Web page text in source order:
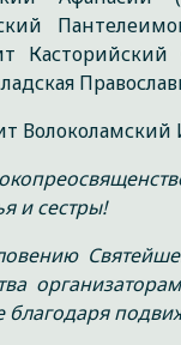
Волоколамский
и сестры!
благодаря